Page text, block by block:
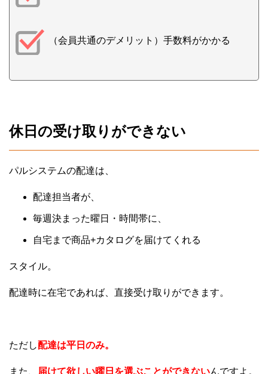
（会員共通のデメリット）手数料がかかる
休日の受け取りができない
パルシステムの配達は、
配達担当者が、
毎週決まった曜日・時間帯に、
自宅まで商品+カタログを届けてくれる
スタイル。
配達時に在宅であれば、直接受け取りができます。
ただし配達は平日のみ。
また、 届けて欲しい曜日を選ぶことができないんですよ。